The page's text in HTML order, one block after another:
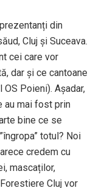
din
Cluj și Suceava.
cei care vor
dar și ce cantoane
Poieni). Așadar,
au mai fost prin
bine ce se
totul? Noi
credem cu
mascaților,
Cluj vor